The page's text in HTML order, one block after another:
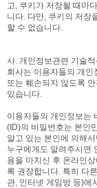
고, 쿠키가 저장될 때마
니다. 다만, 쿠키의 저장
할 수 없습니다.
사. 개인정보관련 기술
회사는 이용자들의 개인
또는 훼손되지 않도록
있습니다.
이용자들의 개인정보는
(ID)의 비밀번호는 본인
알고 있는 본인에 의해
누구에게도 알려주시면
용을 마치신 후 온라인
록 권장합니다. 특히 다
관, 인터넷 게임방 등)에